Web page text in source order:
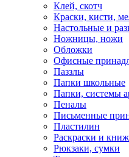
Клей, скотч
Краски, кисти,
Настольные и
Ножницы, ножи
Обложки
Офисные
Паззлы
Папки школьные
Папки, системы
Пеналы
Письменные
Пластилин
Раскраски и
Рюкзаки, сумки